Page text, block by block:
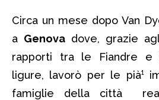
Circa un mese dopo Van
a Genova dove, grazie
rapporti tra le Fiandre e
ligure, lavorò per le pià¹
famiglie della città